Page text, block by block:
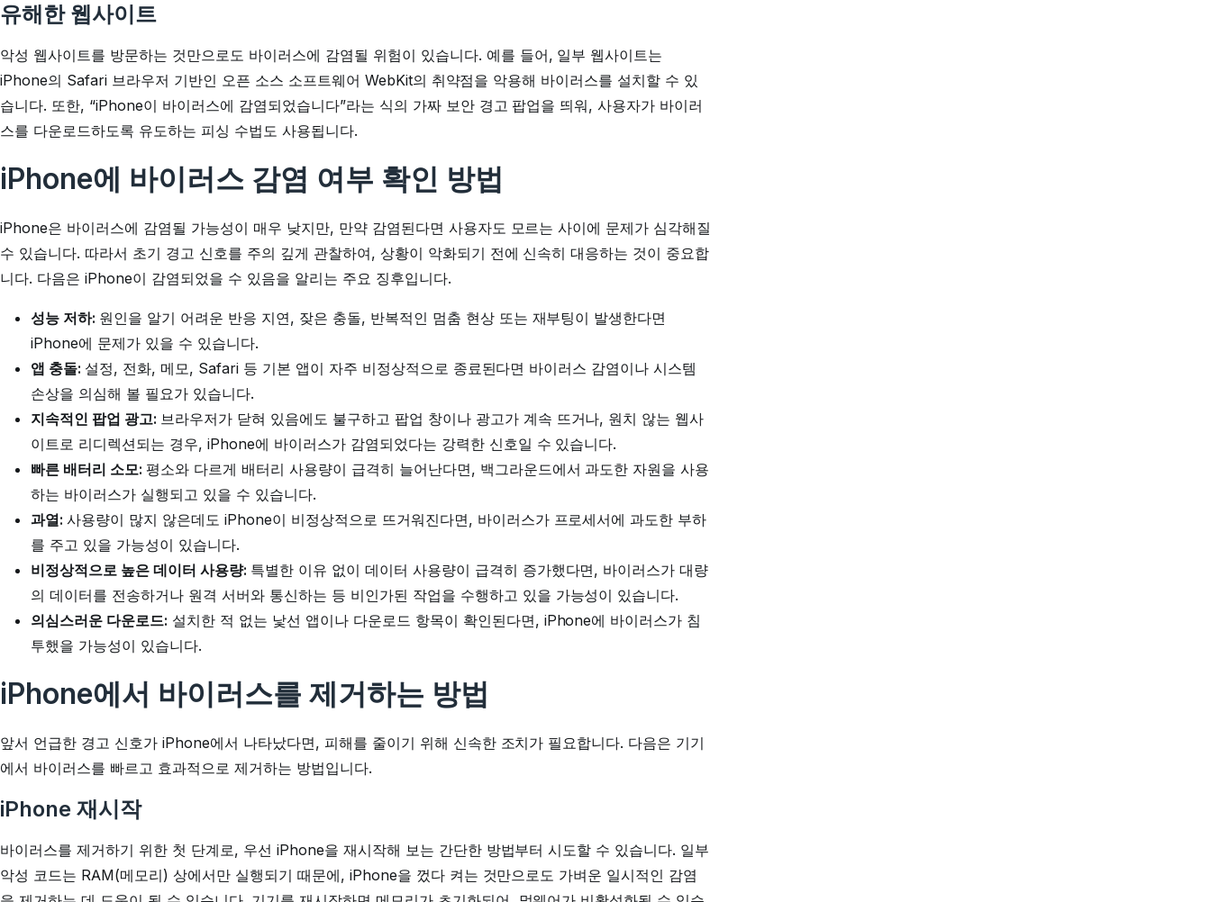
유해한 웹사이트
악성 웹사이트를 방문하는 것만으로도 바이러스에 감염될 위험이 있습니다. 예를 들어, 일부 웹사이트는
iPhone의 Safari 브라우저 기반인 오픈 소스 소프트웨어 WebKit의 취약점을 악용해 바이러스를 설치할 수 있
습니다. 또한, “iPhone이 바이러스에 감염되었습니다”라는 식의 가짜 보안 경고 팝업을 띄워, 사용자가 바이러
스를 다운로드하도록 유도하는 피싱 수법도 사용됩니다.
iPhone에 바이러스 감염 여부 확인 방법
iPhone은 바이러스에 감염될 가능성이 매우 낮지만, 만약 감염된다면 사용자도 모르는 사이에 문제가 심각해질
수 있습니다. 따라서 초기 경고 신호를 주의 깊게 관찰하여, 상황이 악화되기 전에 신속히 대응하는 것이 중요합
니다. 다음은 iPhone이 감염되었을 수 있음을 알리는 주요 징후입니다.
성능 저하: 원인을 알기 어려운 반응 지연, 잦은 충돌, 반복적인 멈춤 현상 또는 재부팅이 발생한다면
iPhone에 문제가 있을 수 있습니다.
앱 충돌: 설정, 전화, 메모, Safari 등 기본 앱이 자주 비정상적으로 종료된다면 바이러스 감염이나 시스템
손상을 의심해 볼 필요가 있습니다.
지속적인 팝업 광고: 브라우저가 닫혀 있음에도 불구하고 팝업 창이나 광고가 계속 뜨거나, 원치 않는 웹사
이트로 리디렉션되는 경우, iPhone에 바이러스가 감염되었다는 강력한 신호일 수 있습니다.
빠른 배터리 소모: 평소와 다르게 배터리 사용량이 급격히 늘어난다면, 백그라운드에서 과도한 자원을 사용
하는 바이러스가 실행되고 있을 수 있습니다.
과열: 사용량이 많지 않은데도 iPhone이 비정상적으로 뜨거워진다면, 바이러스가 프로세서에 과도한 부하
를 주고 있을 가능성이 있습니다.
비정상적으로 높은 데이터 사용량: 특별한 이유 없이 데이터 사용량이 급격히 증가했다면, 바이러스가 대량
의 데이터를 전송하거나 원격 서버와 통신하는 등 비인가된 작업을 수행하고 있을 가능성이 있습니다.
의심스러운 다운로드: 설치한 적 없는 낯선 앱이나 다운로드 항목이 확인된다면, iPhone에 바이러스가 침
투했을 가능성이 있습니다.
iPhone에서 바이러스를 제거하는 방법
앞서 언급한 경고 신호가 iPhone에서 나타났다면, 피해를 줄이기 위해 신속한 조치가 필요합니다. 다음은 기기
에서 바이러스를 빠르고 효과적으로 제거하는 방법입니다.
iPhone 재시작
바이러스를 제거하기 위한 첫 단계로, 우선 iPhone을 재시작해 보는 간단한 방법부터 시도할 수 있습니다. 일부
악성 코드는 RAM(메모리) 상에서만 실행되기 때문에, iPhone을 껐다 켜는 것만으로도 가벼운 일시적인 감염